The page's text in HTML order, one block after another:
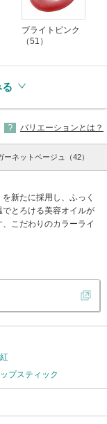
ブライトピンク
（51）
バリエーションとは？
ネットベージュ（42）
新たに採用し、ふっく
とろける美容オイルが
こだわりのカラーライ
プスティック